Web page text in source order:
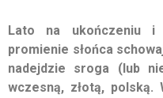
Lato na ukończeniu
promienie słońca
nadejdzie sroga (lub
wczesną, złotą,